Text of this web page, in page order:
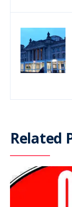
Related